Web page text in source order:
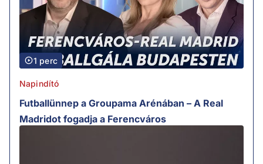
1 perc
Napindító
Futballünnep a Groupama Arénában – A Real
Madridot fogadja a Ferencváros